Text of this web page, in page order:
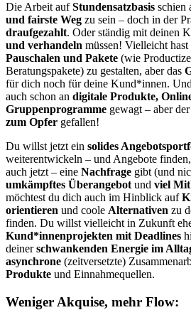
Die Arbeit aufStundensatzbasis schien
und fairste Weg zu sein – doch in der
draufgezahlt. Oder ständig mit deinen
und verhandeln müssen! Vielleicht
Pauschalen und Pakete (wie
Beratungspakete) zu gestalten, aber das
für dich noch für deine Kund*innen.
auch schon an digitale Produkte,
Gruppenprogramme gewagt – aber
zum Opfer gefallen!
Du willst jetzt ein solides
weiterentwickeln – und Angebote
auch jetzt – eine Nachfrage gibt (und
umkämpftes Überangebot und viel
möchtest du dich auch im Hinblick auf
orientieren und coole Alternativen zu
finden. Du willst vielleicht in Zukunft
Kund*innenprojekten mit Deadlines
deinerschwankenden Energie im
asynchrone (zeitversetzte)
Produkte und Einnahmequellen.
Weniger Akquise, mehr Flow: